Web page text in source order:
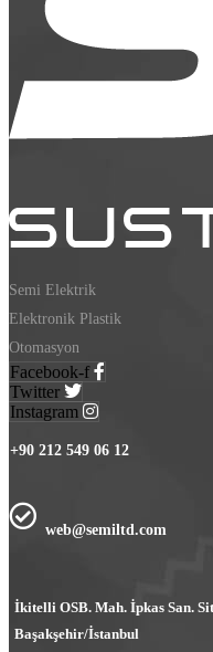
Semi Elektrik
Elektronik Plastik
Otomasyon
Facebook-f
Twitter
Instagram
+90 212 549 06 12
web@semiltd.com
İkitelli OSB. Mah. İpkas San.
Başakşehir/İstanbul